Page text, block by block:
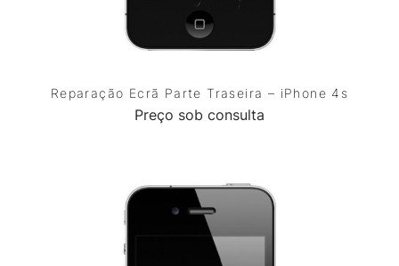
Reparação Ecrã Parte Traseira – iPhone 4s
Preço sob consulta